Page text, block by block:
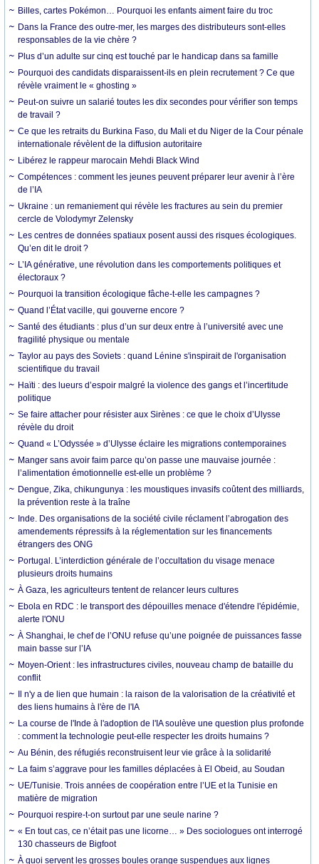
Billes, cartes Pokémon… Pourquoi les enfants aiment faire du troc
Dans la France des outre-mer, les marges des distributeurs sont-elles
responsables de la vie chère ?
Plus d’un adulte sur cinq est touché par le handicap dans sa famille
Pourquoi des candidats disparaissent-ils en plein recrutement ? Ce que
révèle vraiment le « ghosting »
Peut-on suivre un salarié toutes les dix secondes pour vérifier son temps
de travail ?
Ce que les retraits du Burkina Faso, du Mali et du Niger de la Cour pénale
internationale révèlent de la diffusion autoritaire
Libérez le rappeur marocain Mehdi Black Wind
Compétences : comment les jeunes peuvent préparer leur avenir à l’ère
de l’IA
Ukraine : un remaniement qui révèle les fractures au sein du premier
cercle de Volodymyr Zelensky
Les centres de données spatiaux posent aussi des risques écologiques.
Qu’en dit le droit ?
L’IA générative, une révolution dans les comportements politiques et
électoraux ?
Pourquoi la transition écologique fâche-t-elle les campagnes ?
Quand l’État vacille, qui gouverne encore ?
Santé des étudiants : plus d’un sur deux entre à l’université avec une
fragilité physique ou mentale
Taylor au pays des Soviets : quand Lénine s'inspirait de l'organisation
scientifique du travail
Haïti : des lueurs d’espoir malgré la violence des gangs et l’incertitude
politique
Se faire attacher pour résister aux Sirènes : ce que le choix d’Ulysse
révèle du droit
Quand « L’Odyssée » d’Ulysse éclaire les migrations contemporaines
Manger sans avoir faim parce qu’on passe une mauvaise journée :
l’alimentation émotionnelle est-elle un problème ?
Dengue, Zika, chikungunya : les moustiques invasifs coûtent des milliards,
la prévention reste à la traîne
Inde. Des organisations de la société civile réclament l’abrogation des
amendements répressifs à la réglementation sur les financements
étrangers des ONG
Portugal. L’interdiction générale de l’occultation du visage menace
plusieurs droits humains
À Gaza, les agriculteurs tentent de relancer leurs cultures
Ebola en RDC : le transport des dépouilles menace d'étendre l'épidémie,
alerte l'ONU
À Shanghai, le chef de l’ONU refuse qu’une poignée de puissances fasse
main basse sur l’IA
Moyen-Orient : les infrastructures civiles, nouveau champ de bataille du
conflit
Il n'y a de lien que humain : la raison de la valorisation de la créativité et
des liens humains à l'ère de l'IA
La course de l'Inde à l'adoption de l'IA soulève une question plus profonde
: comment la technologie peut-elle respecter les droits humains ?
Au Bénin, des réfugiés reconstruisent leur vie grâce à la solidarité
La faim s’aggrave pour les familles déplacées à El Obeid, au Soudan
UE/Tunisie. Trois années de coopération entre l’UE et la Tunisie en
matière de migration
Pourquoi respire-t-on surtout par une seule narine ?
« En tout cas, ce n’était pas une licorne… » Des sociologues ont interrogé
130 chasseurs de Bigfoot
À quoi servent les grosses boules orange suspendues aux lignes